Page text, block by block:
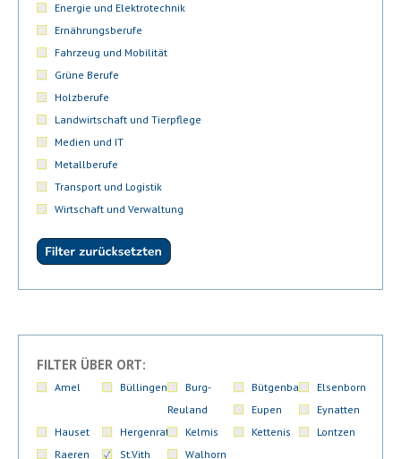
Energie und Elektrotechnik
Ernährungsberufe
Fahrzeug und Mobilität
Grüne Berufe
Holzberufe
Landwirtschaft und Tierpflege
Medien und IT
Metallberufe
Transport und Logistik
Wirtschaft und Verwaltung
FILTER ÜBER ORT:
Amel Büllingen
Burg-
Reuland
Bütgenbach
Elsenborn
Eupen
Eynatten
Hauset
Hergenrath Kelmis Kettenis
Lontzen
Raeren
St.Vith Walhorn